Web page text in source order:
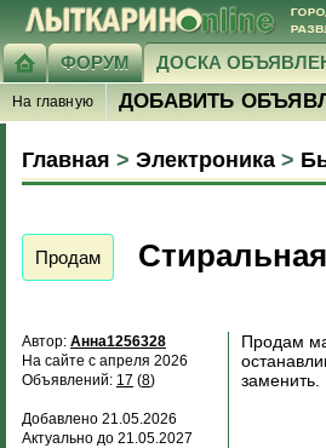
ФОРУМ ДОСКА
На главную ДОБАВИТЬ
Главная > Электроника >
Продам
Автор: Анна1256328
На сайте с апреля 2026
Объявлений: 17 (8)
Добавлено 21.05.2026
Актуально до 21.05.2027
Продам
заменить.